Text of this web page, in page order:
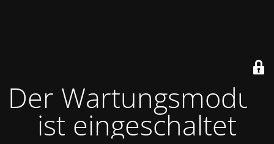
Der Wartungsmodus
ist eingeschaltet